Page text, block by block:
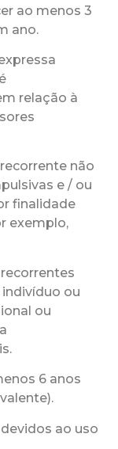
ao menos 3
ano.
relação à
não
e / ou
finalidade
exemplo,
ou
ou
6 anos
ao uso